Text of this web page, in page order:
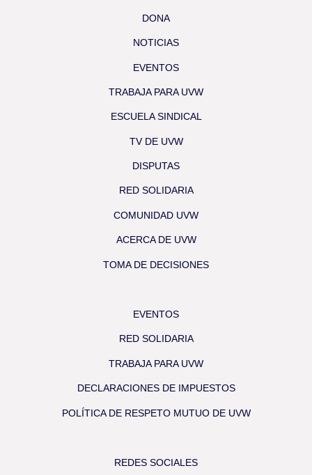
DONA
NOTICIAS
EVENTOS
TRABAJA PARA UVW
ESCUELA SINDICAL
TV DE UVW
DISPUTAS
RED SOLIDARIA
COMUNIDAD UVW
ACERCA DE UVW
TOMA DE DECISIONES
EVENTOS
RED SOLIDARIA
TRABAJA PARA UVW
DECLARACIONES DE IMPUESTOS
POLÍTICA DE RESPETO MUTUO DE UVW
REDES SOCIALES